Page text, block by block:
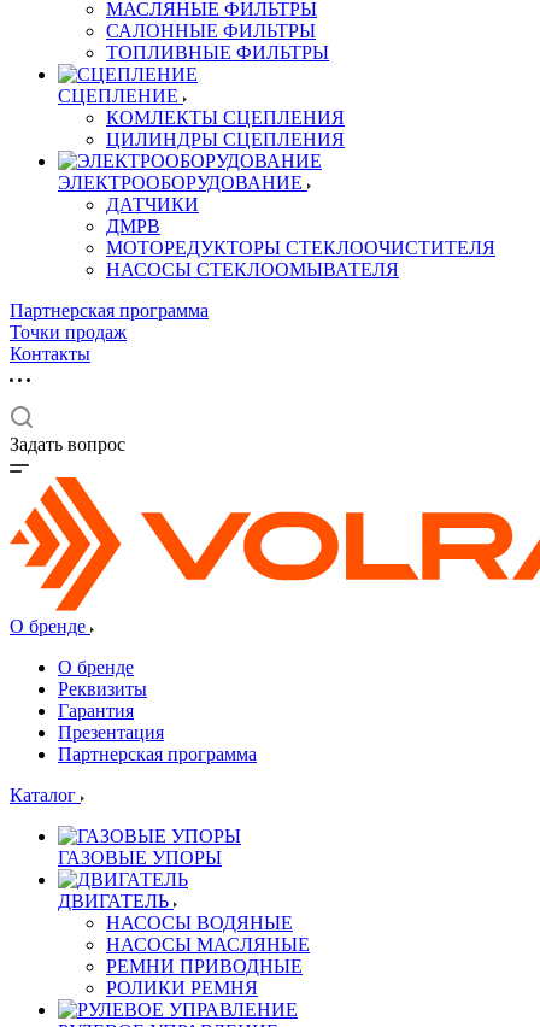
МАСЛЯНЫЕ ФИЛЬТРЫ
САЛОННЫЕ ФИЛЬТРЫ
ТОПЛИВНЫЕ ФИЛЬТРЫ
СЦЕПЛЕНИЕ
КОМЛЕКТЫ СЦЕПЛЕНИЯ
ЦИЛИНДРЫ СЦЕПЛЕНИЯ
ЭЛЕКТРООБОРУДОВАНИЕ
ДАТЧИКИ
ДМРВ
МОТОРЕДУКТОРЫ СТЕКЛООЧИСТИТЕЛЯ
НАСОСЫ СТЕКЛООМЫВАТЕЛЯ
Партнерская программа
Точки продаж
Контакты
Задать вопрос
О бренде
О бренде
Реквизиты
Гарантия
Презентация
Партнерская программа
Каталог
ГАЗОВЫЕ УПОРЫ
ДВИГАТЕЛЬ
НАСОСЫ ВОДЯНЫЕ
НАСОСЫ МАСЛЯНЫЕ
РЕМНИ ПРИВОДНЫЕ
РОЛИКИ РЕМНЯ